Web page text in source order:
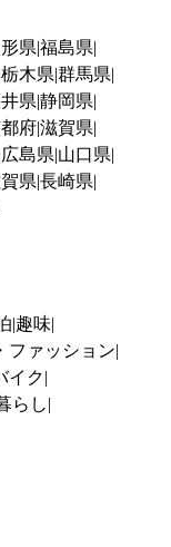
県 福島県
栃木県 群馬県
県 静岡県
府滋賀県
広島県 山口県
県 長崎県
趣味
ファッション
イク
らし